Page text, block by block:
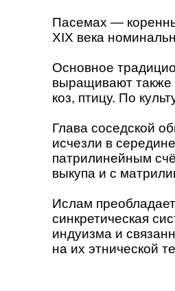
Пасемах —
XIX века
Основное
выращивают также
коз, птицу. По
Глава соседской
исчезли в
патрилинейным
выкупа и с
Ислам
синкретическая
индуизма и
на их этнической